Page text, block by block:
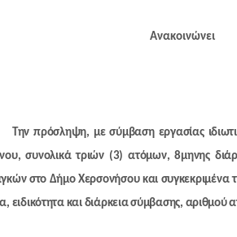
Ανακοινώνει
Την πρόσληψη, με σύμβαση εργασίας
συνολικά τριών (3) ατόμων, 8μηνης
στο Δήμο Χερσονήσου και συγκεκριμένα
ειδικότητα και διάρκεια σύμβασης, αριθμού